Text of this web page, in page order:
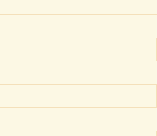
まさゆき」
後等デイサービス「Fc Bombo